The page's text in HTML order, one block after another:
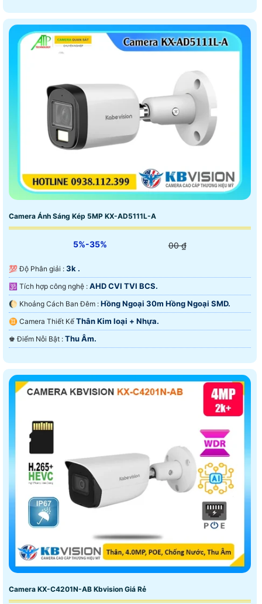
Camera Ánh Sáng Kép 5MP KX-AD5111L-A
5%-35% 00 ₫
💯 Độ Phân giải : 3k .
🕉️ Tích hợp công nghệ : AHD CVI TVI BCS.
🌔 Khoảng Cách Ban Đêm : Hồng Ngoại 30m Hồng Ngoại SMD.
♊ Camera Thiết Kế Thân Kim loại + Nhựa.
️♚ Điểm Nỗi Bật : Thu Âm.
Camera KX-C4201N-AB Kbvision Giá Rẻ